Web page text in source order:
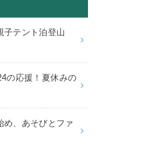
子テント泊登山
の応援！夏休みの
め、あそびとファ